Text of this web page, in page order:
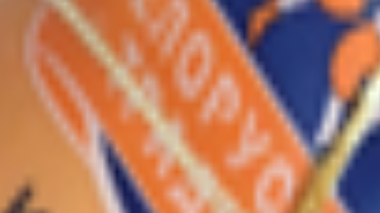
мясо бескостное кусковое кур, вода питьевая, лед,
меланж яичный сухой, соль пищевая
влагоудерживающий (дигидропирофосфат натрия),
(аскорбиновая кислота, L-), экстракты
с йодом (соль пищевая выварочная, консервант и
из водорослей EUCHEMA)), пищевая добавка
(конжаковая камедь)), пищевая добавка (агент
в производстве: сои, горчицы, злаков, содержащих